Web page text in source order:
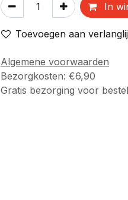
In
Toevoegen aan
Algemene voorwaarden
Bezorgkosten: €6,90
Gratis bezorging voor